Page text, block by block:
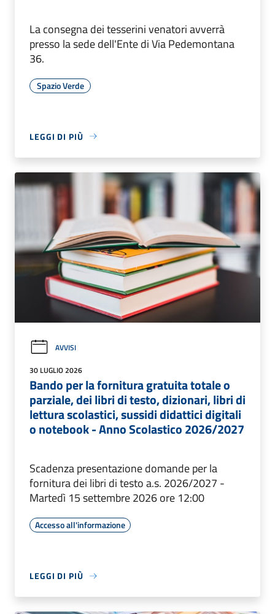
La consegna dei tesserini venatori avverrà
presso la sede dell'Ente di Via Pedemontana
36.
Spazio Verde
LEGGI DI PIÙ
AVVISI
30 LUGLIO 2026
Bando per la fornitura gratuita totale o
parziale, dei libri di testo, dizionari, libri di
lettura scolastici, sussidi didattici digitali
o notebook - Anno Scolastico 2026/2027
Scadenza presentazione domande per la
fornitura dei libri di testo a.s. 2026/2027 -
Martedì 15 settembre 2026 ore 12:00
Accesso all'informazione
LEGGI DI PIÙ